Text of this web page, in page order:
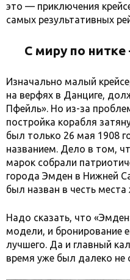
это — приключения
самых результативных
С миру по
Изначально малый
на верфях в Данциге,
Пфейль». Но из-за
постройка корабля
был только 26 мая 1908
названием. Дело в том,
марок собрали
города Эмден в Нижней
был назван в честь
Надо сказать, что
модели, и бронирование
лучшего. Да и главный
время уже был далеко не